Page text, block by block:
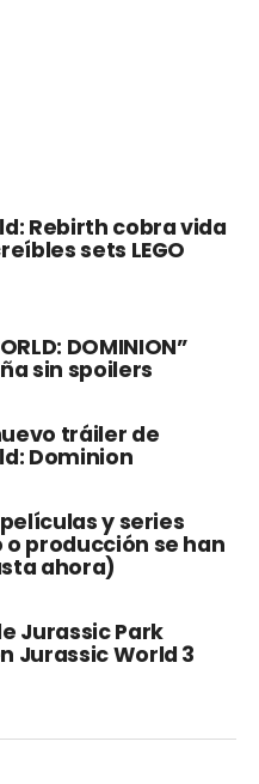
Rebirth cobra vida
sets LEGO
DOMINION”
sin spoilers
tráiler de
Dominion
y series
producción se han
ahora)
Jurassic Park
Jurassic World 3